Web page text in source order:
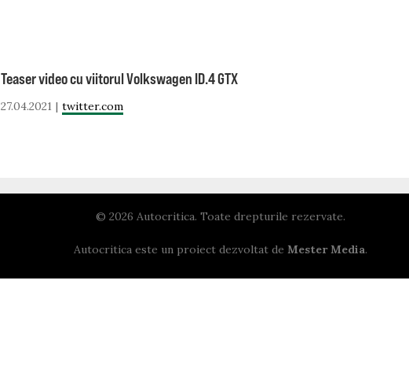
Teaser video cu viitorul Volkswagen ID.4 GTX
27.04.2021 twitter.com
© 2026 Autocritica. Toate drepturile rezervate.
Autocritica este un proiect dezvoltat de Mester Media.